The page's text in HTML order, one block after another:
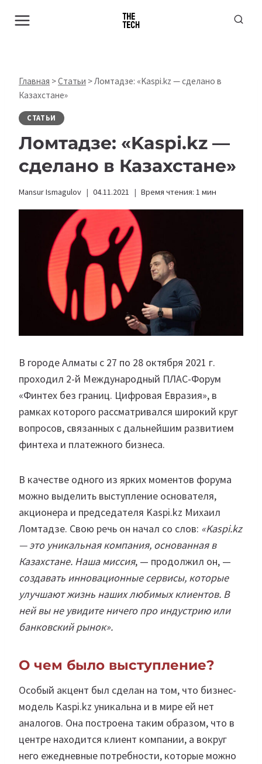
Главная >Статьи >Ломтадзе: «Kaspi.kz — сделано в
Казахстане»
СТАТЬИ
Ломтадзе: «Kaspi.kz —
сделано в Казахстане»
Mansur Ismagulov 04.11.2021 Время чтения: 1 мин
В городе Алматы с 27 по 28 октября 2021 г.
проходил 2-й Международный ПЛАС-Форум
«Финтех без границ. Цифровая Евразия», в
рамках которого рассматривался широкий круг
вопросов, связанных с дальнейшим развитием
финтеха и платежного бизнеса.
В качестве одного из ярких моментов форума
можно выделить выступление основателя,
акционера и председателя Kaspi.kz Михаил
Ломтадзе. Свою речь он начал со слов: «Kaspi.kz
— это уникальная компания, основанная в
Казахстане. Наша миссия, — продолжил он, —
создавать инновационные сервисы, которые
улучшают жизнь наших любимых клиентов. В
ней вы не увидите ничего про индустрию или
банковский рынок».
О чем было выступление?
Особый акцент был сделан на том, что бизнес-
модель Kaspi.kz уникальна и в мире ей нет
аналогов. Она построена таким образом, что в
центре находится клиент компании, а вокруг
него ежедневные потребности, которые можно